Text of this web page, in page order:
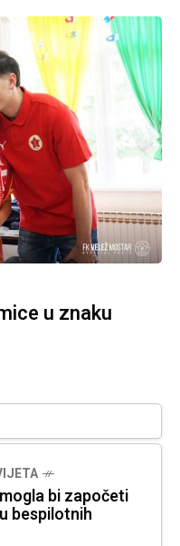
u znaku
bi započeti
bespilotnih